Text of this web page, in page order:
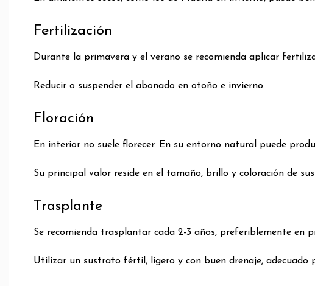
Fertilización
Durante la primavera y el verano se recomienda aplicar
Reducir o suspender el abonado en otoño e invierno.
Floración
En interior no suele florecer. En su entorno natural puede
Su principal valor reside en el tamaño, brillo y coloración de sus
Trasplante
Se recomienda trasplantar cada 2-3 años, preferiblemente en
Utilizar un sustrato fértil, ligero y con buen drenaje, adecuado